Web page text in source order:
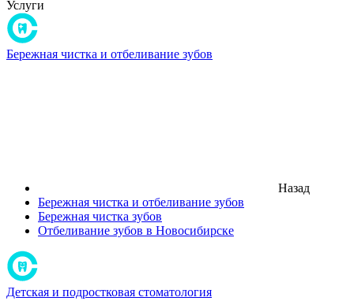
Услуги
Бережная чистка и отбеливание зубов
Назад
Бережная чистка и отбеливание зубов
Бережная чистка зубов
Отбеливание зубов в Новосибирске
Детская и подростковая стоматология